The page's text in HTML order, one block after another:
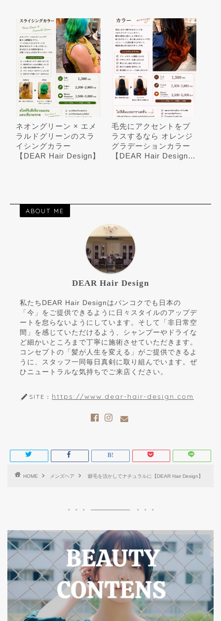
ネオングリーン × エメ
ラルドグリーンのスラ
イシングカラー
【DEAR Hair Design】
毛先にアクセントをプ
ラスするなら オレンジ
グラデーションカラー
【DEAR Hair Design…
ABOUT ME
DEAR Hair Design
私たちDEAR Hair Designはバンコクでも日本の
「今」をご提供できるように日々スタイルのアップデ
ートを怠らないようにしています。そして「非日常空
間」を感じていただけるよう、シャンプーやドライな
ど細かいところまで丁寧に施術させていただきます。
コンセプトの「髪が人生を変える」がご提供できるよ
うに、スタッフ一同毎日真剣に取り組んでいます。ぜ
ひニュートラルな気持ちでご来店ください。
SITE： https://www.dear-hair-design.com
HOME メンズヘア 癖毛を活かしてナチュラルに️【DEAR Hair Design】